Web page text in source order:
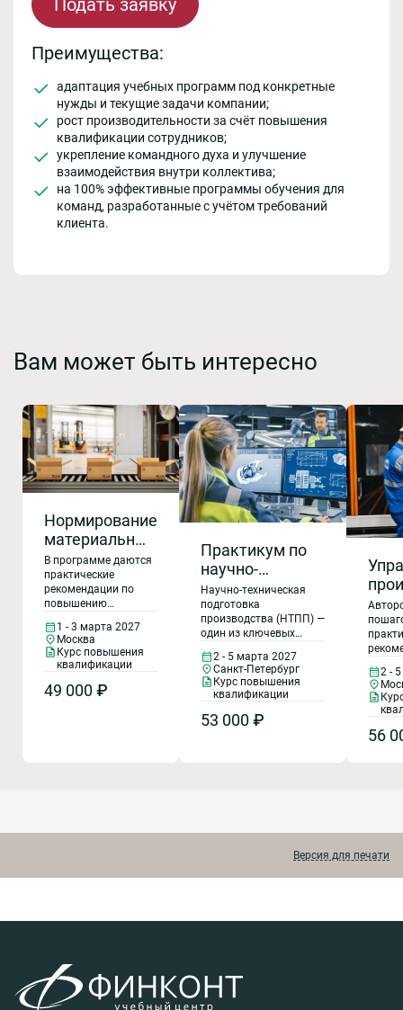
Подать заявку
Преимущества:
адаптация учебных программ под конкретные
нужды и текущие задачи компании;
рост производительности за счёт повышения
квалификации сотрудников;
укрепление командного духа и улучшение
взаимодействия внутри коллектива;
на 100% эффективные программы обучения для
команд, разработанные с учётом требований
клиента.
Вам может быть интересно
Нормирование
материальных
ресурсов на
предприятии
В программе даются
практические
рекомендации по
повышению
использования
материальных
ресурсов для
средств.
1 - 3 марта 2027
Москва
Курс повышения
квалификации
49 000 ₽
Практикум по
научно-
технической
подготовке
производства:
внедрение,
планирование,
эффективность
Научно-техническая
подготовка
производства (НТПП) —
один из ключевых
новой продукции,
модернизации
производственных
повышении
Этот интенсивный
практикум даст вам не
просто теоретическое
понимание, а готовые
вы сможете применять
2 - 5 марта 2027
Санкт-Петербург
Курс повышения
квалификации
53 000 ₽
Она
2 -
56
Версия для печати